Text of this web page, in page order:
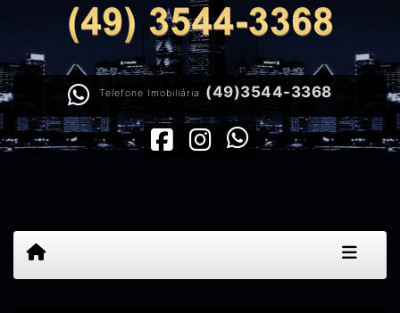
Telefone Imobiliária (49)3544-3368